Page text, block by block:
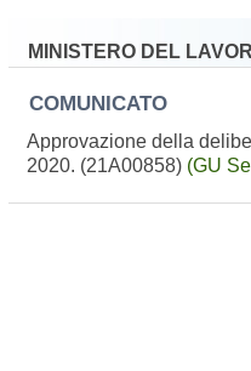
MINISTERO DEL
COMUNICATO
Approvazione della
2020. (21A00858) (GU